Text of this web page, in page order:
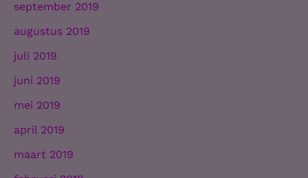
september 2019
augustus 2019
juli 2019
juni 2019
mei 2019
april 2019
maart 2019